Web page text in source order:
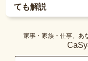
ても解説
家事・家族・仕事。あ